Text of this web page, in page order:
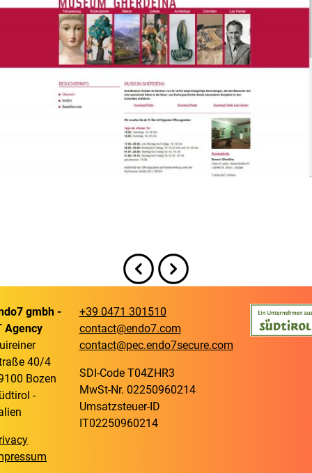
gmbh -
Agency
40/4
Bozen
-
+39 0471 301510
contact@endo7.com
contact@pec.endo7secure.com
SDI-Code T04ZHR3
MwSt-Nr. 02250960214
Umsatzsteuer-ID
IT02250960214